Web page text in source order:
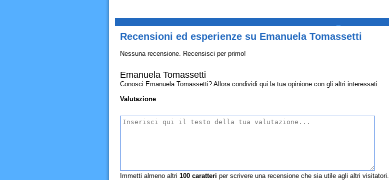
Recensioni ed esperienze su Emanuela Tomassetti
Nessuna recensione. Recensisci per primo!
Emanuela Tomassetti
Conosci Emanuela Tomassetti? Allora condividi qui la tua opinione con gli altri interessati.
Valutazione
Immetti almeno altri 100caratteri per scrivere una recensione che sia utile agli altri visitatori.